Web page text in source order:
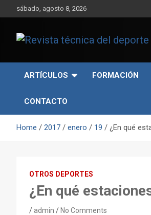
to
sábado, agosto 8, 2026
Revista
rendimiento, nutrición y entrenamiento.
ARTÍCULOS
FORMACIÓN
CONTACTO
Home 2017 enero 19 ¿En qué
OTROS DEPORTES
¿En qué
admin No Comments